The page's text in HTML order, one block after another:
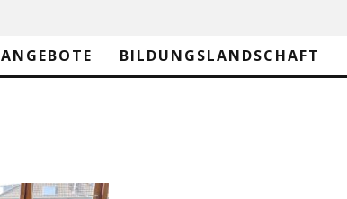
ANGEBOTE BILDUNGSLANDSCHAFT